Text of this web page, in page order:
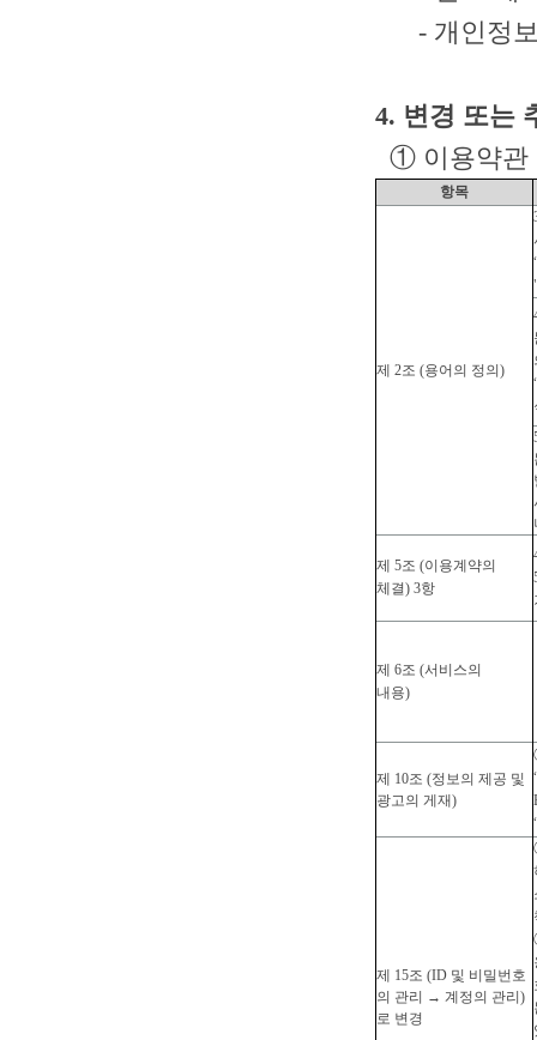
- 개인정보
4. 변경 또는
① 이용약관
항목
제 2조 (용어의 정의)
제 5조 (이용계약의
체결) 3항
제 6조 (서비스의
내용)
제 10조 (정보의 제공 및
광고의 게재)
제 15조 (ID 및 비밀번호
의 관리 → 계정의 관리)
로 변경